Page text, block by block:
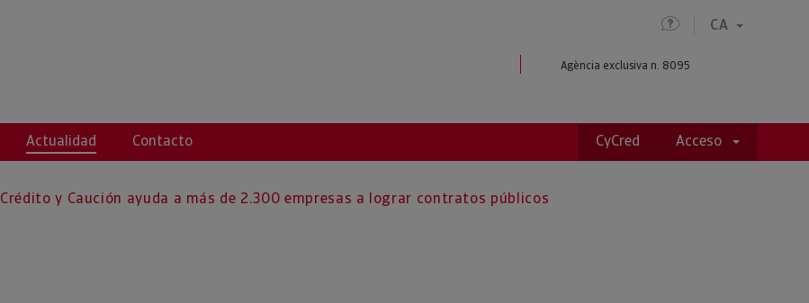
CA
Agència exclusiva n. 8095
Actualidad Contacto CyCred Acceso
Crédito y Caución ayuda a más de 2.300 empresas a lograr contratos públicos